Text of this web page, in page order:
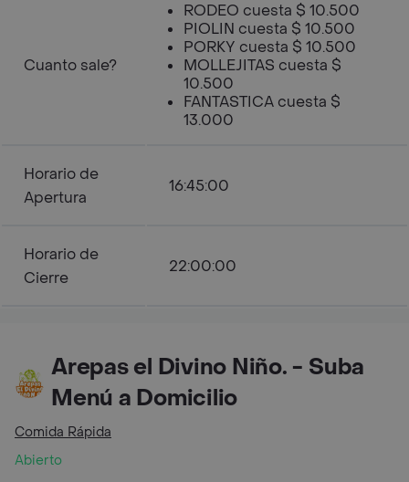
Cuanto sale?
RODEO cuesta $ 10.500
PIOLIN cuesta $ 10.500
PORKY cuesta $ 10.500
MOLLEJITAS cuesta $
10.500
FANTASTICA cuesta $
13.000
Horario de
Apertura
16:45:00
Horario de
Cierre
22:00:00
Arepas el Divino Niño. - Suba
Menú a Domicilio
Comida Rápida
Abierto